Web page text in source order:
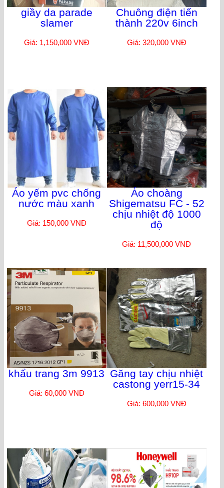
giầy da parade
slamer
Giá: 1,150,000 VNĐ
Chuông điện tiến
thành 220v 6inch
Giá: 320,000 VNĐ
Áo yếm pvc chống
nước màu xanh
Giá: 150,000 VNĐ
Áo choàng
Shigematsu FC - 52
chịu nhiệt độ 1000
độ
Giá: 11,500,000 VNĐ
khẩu trang 3m 9913
Giá: 60,000 VNĐ
Găng tay chịu nhiệt
castong yerr15-34
Giá: 600,000 VNĐ